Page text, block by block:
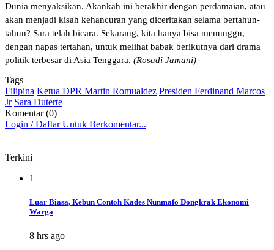
Dunia menyaksikan. Akankah ini berakhir dengan perdamaian, atau
akan menjadi kisah kehancuran yang diceritakan selama bertahun-
tahun? Sara telah bicara. Sekarang, kita hanya bisa menunggu,
dengan napas tertahan, untuk melihat babak berikutnya dari drama
politik terbesar di Asia Tenggara. (Rosadi Jamani)
Tags
Filipina Ketua DPR Martin Romualdez Presiden Ferdinand Marcos
Jr Sara Duterte
Komentar (0)
Login / Daftar Untuk Berkomentar...
Terkini
1
Luar Biasa, Kebun Contoh Kades Nunmafo Dongkrak Ekonomi
Warga
8 hrs ago